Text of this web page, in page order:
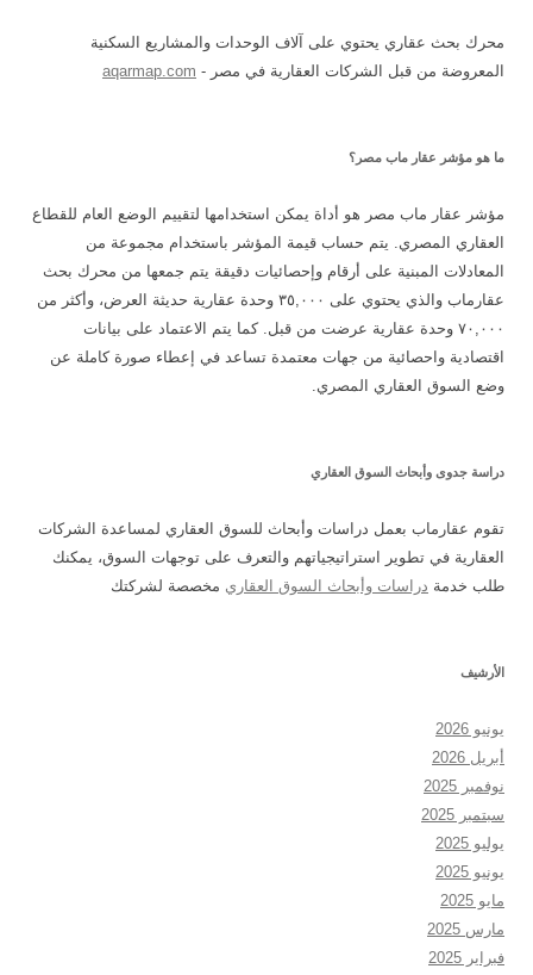
محرك بحث عقاري يحتوي على آلاف الوحدات والمشاريع السكنية
المعروضة من قبل الشركات العقارية في مصر - aqarmap.com
ما هو مؤشر عقار ماب مصر؟
مؤشر عقار ماب مصر هو أداة يمكن استخدامها لتقييم الوضع العام للقطاع
العقاري المصري. يتم حساب قيمة المؤشر باستخدام مجموعة من
المعادلات المبنية على أرقام وإحصائيات دقيقة يتم جمعها من محرك بحث
عقارماب والذي يحتوي على ٣٥,٠٠٠ وحدة عقارية حديثة العرض، وأكثر من
٧٠,٠٠٠ وحدة عقارية عرضت من قبل. كما يتم الاعتماد على بيانات
اقتصادية واحصائية من جهات معتمدة تساعد في إعطاء صورة كاملة عن
وضع السوق العقاري المصري.
دراسة جدوى وأبحاث السوق العقاري
تقوم عقارماب بعمل دراسات وأبحاث للسوق العقاري لمساعدة الشركات
العقارية في تطوير استراتيجياتهم والتعرف على توجهات السوق، يمكنك
طلب خدمة دراسات وأبحاث السوق العقاري مخصصة لشركتك
الأرشيف
يونيو 2026
أبريل 2026
نوفمبر 2025
سبتمبر 2025
يوليو 2025
يونيو 2025
مايو 2025
مارس 2025
فبراير 2025